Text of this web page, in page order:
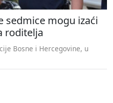
sedmice mogu izaći
roditelja
Bosne i Hercegovine, u